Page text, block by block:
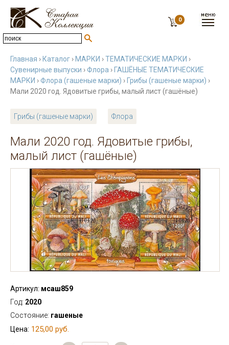
0
Главная › Каталог › МАРКИ ›ТЕМАТИЧЕСКИЕ МАРКИ ›
Сувенирные выпуски ›Флора › ГАШЁНЫЕ ТЕМАТИЧЕСКИЕ
МАРКИ ›Флора (гашеные марки) › Грибы (гашеные марки) ›
Мали 2020 год. Ядовитые грибы, малый лист (гашёные)
Грибы (гашеные марки) Флора
Мали 2020 год. Ядовитые грибы,
малый лист (гашёные)
Артикул: мсаш859
Год: 2020
Состояние: гашеные
Цена: 125,00 руб.